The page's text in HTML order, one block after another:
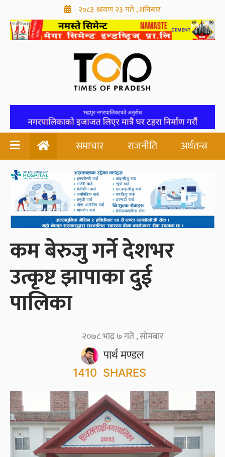
२०८३ श्रावण २३ गते , शनिबार
समाचार राजनीति अर्थतन्त्र
कम बेरुजु गर्ने देशभर
उत्कृष्ट झापाका दुई
पालिका
पार्थ मण्डल
२०७८ भाद्र ७ गते , सोमबार
1410 SHARES